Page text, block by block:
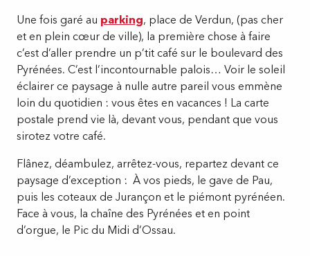
Une fois garé au parking, place de Verdun, (pas cher
et en plein cœur de ville), la première chose à faire
c’est d’aller prendre un p’tit café sur le boulevard des
Pyrénées. C’est l’incontournable palois… Voir le soleil
éclairer ce paysage à nulle autre pareil vous emmène
loin du quotidien : vous êtes en vacances ! La carte
postale prend vie là, devant vous, pendant que vous
sirotez votre café.
Flânez, déambulez, arrêtez-vous, repartez devant ce
paysage d’exception : À vos pieds, le gave de Pau,
puis les coteaux de Jurançon et le piémont pyrénéen.
Face à vous, la chaîne des Pyrénées et en point
d’orgue, le Pic du Midi d’Ossau.